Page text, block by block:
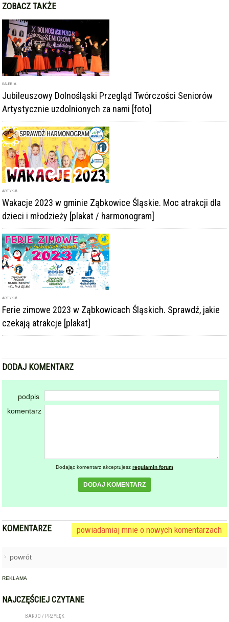
ZOBACZ TAKŻE
GALERIA
Jubileuszowy Dolnośląski Przegląd Twórczości Seniorów
Artystycznie uzdolnionych za nami [foto]
ARTYKUŁ
Wakacje 2023 w gminie Ząbkowice Śląskie. Moc atrakcji dla
dzieci i młodzieży [plakat / harmonogram]
ARTYKUŁ
Ferie zimowe 2023 w Ząbkowicach Śląskich. Sprawdź, jakie
czekają atrakcje [plakat]
DODAJ KOMENTARZ
podpis
komentarz
Dodając komentarz akceptujesz regulamin forum
DODAJ KOMENTARZ
KOMENTARZE powiadamiaj mnie o nowych komentarzach
powrót
REKLAMA
NAJCZĘŚCIEJ CZYTANE
BARDO / PRZYŁĘK